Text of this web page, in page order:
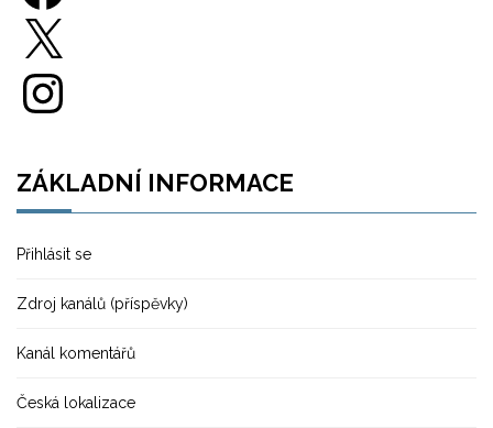
Instagram
ZÁKLADNÍ INFORMACE
Přihlásit se
Zdroj kanálů (příspěvky)
Kanál komentářů
Česká lokalizace